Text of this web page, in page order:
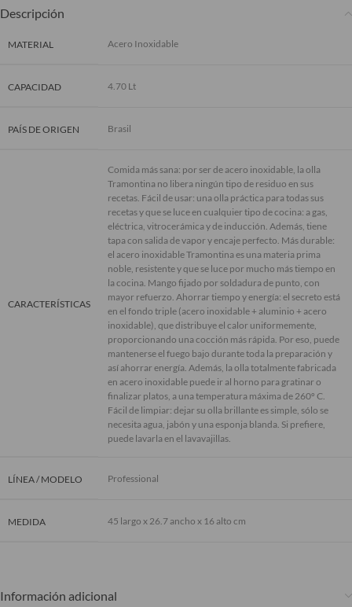
Descripción
MATERIAL Acero Inoxidable
CAPACIDAD 4.70 Lt
PAÍS DE ORIGEN Brasil
CARACTERÍSTICAS
Comida más sana: por ser de acero inoxidable, la olla
Tramontina no libera ningún tipo de residuo en sus
recetas. Fácil de usar: una olla práctica para todas sus
recetas y que se luce en cualquier tipo de cocina: a gas,
eléctrica, vitrocerámica y de inducción. Además, tiene
tapa con salida de vapor y encaje perfecto. Más durable:
el acero inoxidable Tramontina es una materia prima
noble, resistente y que se luce por mucho más tiempo en
la cocina. Mango fijado por soldadura de punto, con
mayor refuerzo. Ahorrar tiempo y energía: el secreto está
en el fondo triple (acero inoxidable + aluminio + acero
inoxidable), que distribuye el calor uniformemente,
proporcionando una cocción más rápida. Por eso, puede
mantenerse el fuego bajo durante toda la preparación y
así ahorrar energía. Además, la olla totalmente fabricada
en acero inoxidable puede ir al horno para gratinar o
finalizar platos, a una temperatura máxima de 260º C.
Fácil de limpiar: dejar su olla brillante es simple, sólo se
necesita agua, jabón y una esponja blanda. Si prefiere,
puede lavarla en el lavavajillas.
LÍNEA / MODELO Professional
MEDIDA 45 largo x 26.7 ancho x 16 alto cm
Información adicional